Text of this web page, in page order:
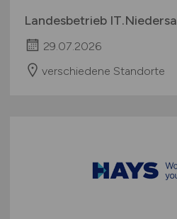
Landesbetrieb
29.07.2026
verschiedene Standorte